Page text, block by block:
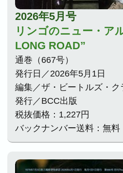
2026年5月号
リンゴのニュー・ア
LONG ROAD”
通巻（667号）
発行日／2026年5月1日
編集／ザ・ビートルズ・ク
発行／BCC出版
税抜価格：1,227円
バックナンバー送料：無料